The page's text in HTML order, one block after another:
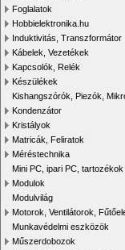
Foglalatok
Hobbielektronika.hu
Induktivitás, Transzformátor
Kábelek, Vezetékek
Kapcsolók, Relék
Készülékek
Kishangszórók, Piezók,
Kondenzátor
Kristályok
Matricák, Feliratok
Méréstechnika
Mini PC, ipari PC, tartozékok
Modulok
Modulvilág
Motorok, Ventilátorok,
Munkavédelmi eszközök
Műszerdobozok